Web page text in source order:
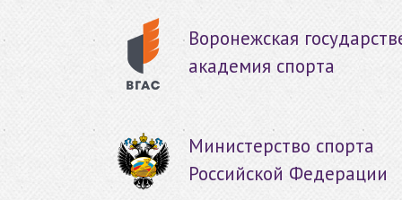
Воронежская
академия спорта
Министерство спорта
Российской Федерации